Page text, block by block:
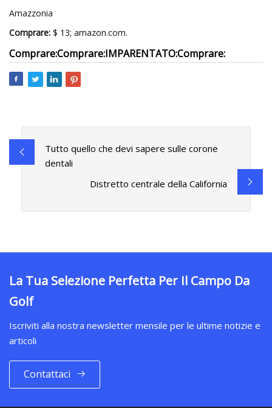
Amazzonia
Comprare: $ 13; amazon.com.
Comprare:Comprare:IMPARENTATO:Comprare:
Tutto quello che devi sapere sulle corone
dentali
Distretto centrale della California
La Tua Selezione Perfetta Per Il Campo Da
Golf
Iscriviti alla nostra newsletter mensile per le ultime notizie e
articoli
Contattaci